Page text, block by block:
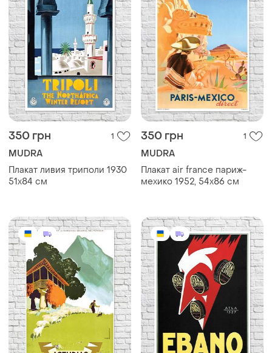
350 грн 1
MUDRA
Плакат ливия триполи 1930
51х84 см
350 грн 1
MUDRA
Плакат air france париж-
мехико 1952, 54х86 см